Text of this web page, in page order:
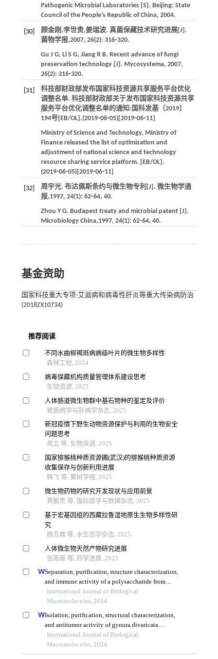
Pathogenic Microbial Laboratories[S]. Beijing: State
Council of the People’s Republic of China, 2004.
[30]
顾金刚,李世贵,姜瑞波. 真菌保藏技术研究进展[J].
菌物学报,2007, 26(2): 316⁃320.
Gu J G, Li S G, Jiang R B. Recent advance of fungi
preservation technology [J]. Mycosystema, 2007,
26(2): 316⁃320.
[31]
科技部财政部发布国家科技资源共享服务平台优化
调整名单. 科技部财政部关于发布国家科技资源共享
服务平台优化调整名单的通知:国科发基〔2019〕
194号[EB/OL].(2019⁃06⁃05)[2019⁃06⁃11]
Ministry of Science and Technology, Ministry of
Finance released the list of optimization and
adjustment of national science and technology
resource sharing service platform. [EB/OL].
(2019⁃06⁃05)[2019⁃06⁃11]
[32] 周宇光. 布达佩斯条约与微生物专利[J]. 微生物学通
报,1997, 24(1): 62⁃64, 40.
Zhou Y G. Budapest treaty and microbial patent [J].
Microbiology China,1997, 24(1): 62⁃64, 40.
基金资助
国家科技重大专项-艾滋病和病毒性肝炎等重大传染病防治
(2018ZX10734)